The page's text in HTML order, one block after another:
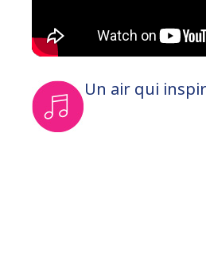
Un air qui